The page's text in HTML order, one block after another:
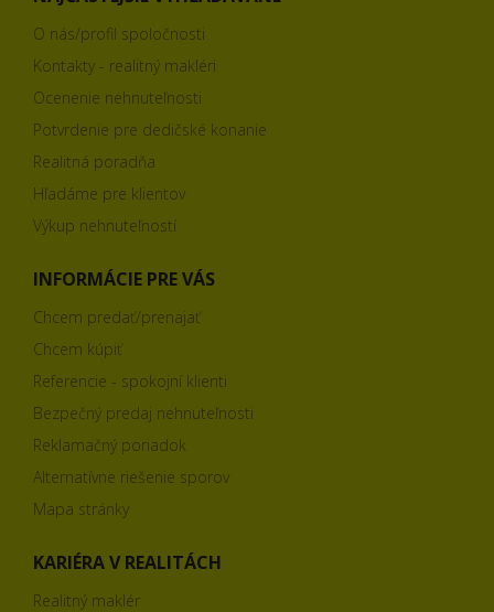
O nás/profil spoločnosti
Kontakty - realitný makléri
Ocenenie nehnuteľnosti
Potvrdenie pre dedičské konanie
Realitná poradňa
Hľadáme pre klientov
Výkup nehnuteľností
INFORMÁCIE PRE VÁS
Chcem predať/prenajať
Chcem kúpiť
Referencie - spokojní klienti
Bezpečný predaj nehnuteľnosti
Reklamačný poriadok
Alternatívne riešenie sporov
Mapa stránky
KARIÉRA V REALITÁCH
Realitný maklér